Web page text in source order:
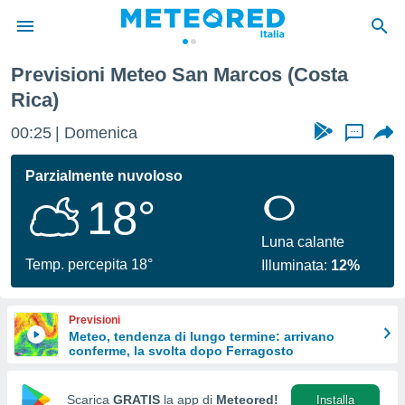
di
per
le
di
Web
le
Previsioni Meteo San Marcos (Costa
Rica)
00:25 Domenica ...
Parzialmente nuvoloso
18°
Temp. percepita 18°
Luna calante
Illuminata: 12%
Previsioni
Meteo, tendenza di lungo termine: arrivano
conferme, la svolta dopo Ferragosto
Scarica GRATIS la app di Meteored! Installa